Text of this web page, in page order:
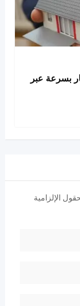
بسرعة عبر
الإلزامية